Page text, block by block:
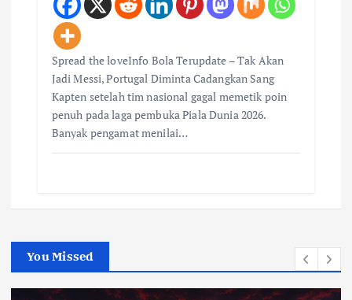
Spread the loveInfo Bola Terupdate – Tak Akan
Jadi Messi, Portugal Diminta Cadangkan Sang
Kapten setelah tim nasional gagal memetik poin
penuh pada laga pembuka Piala Dunia 2026.
Banyak pengamat menilai…
You Missed